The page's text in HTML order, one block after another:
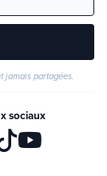
jamais partagées.
sociaux